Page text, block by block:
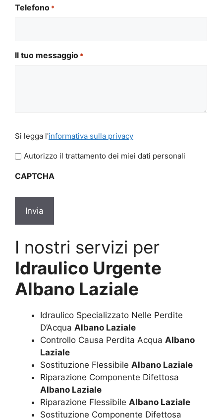
Telefono *
Il tuo messaggio *
legga
l'informativa
privacy
Si legga l'informativa sulla privacy
Autorizzo il trattamento dei miei dati personali
CAPTCHA
I nostri servizi per
Idraulico Urgente
Albano Laziale
Idraulico Specializzato Nelle Perdite
D’Acqua Albano Laziale
Controllo Causa Perdita Acqua Albano
Laziale
Sostituzione Flessibile Albano Laziale
Riparazione Componente Difettosa
Albano Laziale
Riparazione Flessibile Albano Laziale
Sostituzione Componente Difettosa